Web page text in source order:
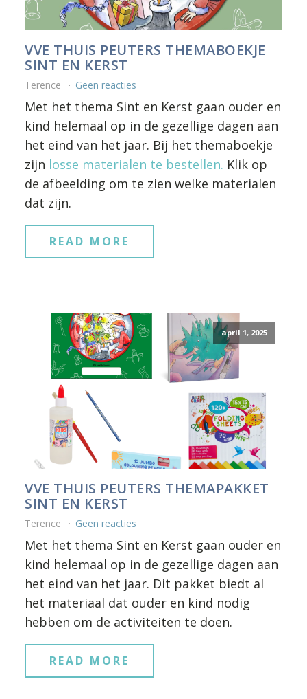
VVE THUIS PEUTERS THEMABOEKJE
SINT EN KERST
Terence Geen reacties
Met het thema Sint en Kerst gaan ouder en
kind helemaal op in de gezellige dagen aan
het eind van het jaar. Bij het themaboekje
zijn losse materialen te bestellen. Klik op
de afbeelding om te zien welke materialen
dat zijn.
READ MORE
april 1, 2025
VVE THUIS PEUTERS THEMAPAKKET
SINT EN KERST
Terence Geen reacties
Met het thema Sint en Kerst gaan ouder en
kind helemaal op in de gezellige dagen aan
het eind van het jaar. Dit pakket biedt al
het materiaal dat ouder en kind nodig
hebben om de activiteiten te doen.
READ MORE